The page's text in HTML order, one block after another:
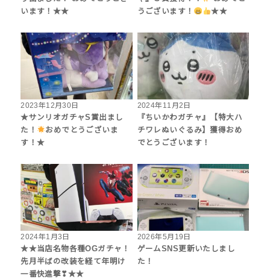
います！★★
うございます！
★★
2023年12月30日
★サンリオガチャS賞出まし
た！
おめでとうございま
す！★
2024年11月2日
『ちいかわガチャ』【特大ハ
チワレぬいぐるみ】獲得おめ
でとうございます！
2024年1月3日
★★当店名物各種OGガチャ！
先月半ばの改装を経て年明け
一番快進撃❣★★
2026年5月19日
ゲームSNS更新いたしまし
た！